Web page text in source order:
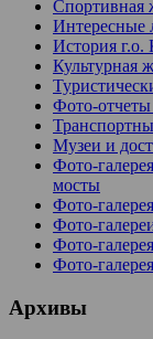
Спортивная
Интересные
История
Культурная
Фото-
Музеи и
Фото-
мосты
Фото-
Фото-
Фото-
Фото-
Архивы